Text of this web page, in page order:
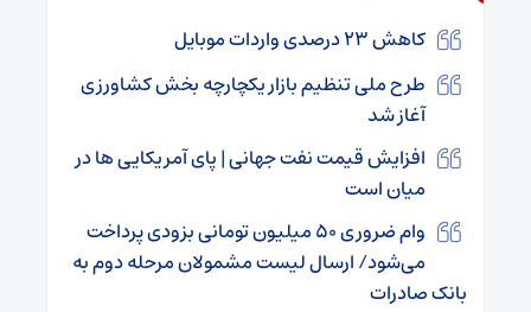
کاهش ۲۳ درصدی واردات موبایل
طرح ملی تنظیم بازار یکچارچه بخش کشاورزی
آغاز شد
افزایش قیمت نفت جهانی | پای آمریکایی ها در
میان است
وام ضروری ۵۰ میلیون تومانی بزودی پرداخت
می‌شود/ ارسال لیست مشمولان مرحله دوم به
بانک صادرات